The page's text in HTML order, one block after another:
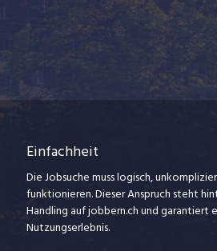
Einfachheit
Die Jobsuche muss logisch,
funktionieren. Dieser Anspruch steht
Handling auf jobbern.ch und garantiert
Nutzungserlebnis.